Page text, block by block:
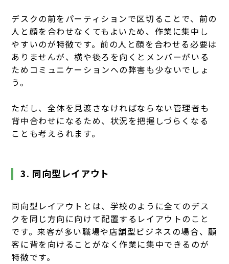
デスクの前をパーティションで区切ることで、前の
人と顔を合わせなくてもよいため、作業に集中し
やすいのが特徴です。前の人と顔を合わせる必要は
ありませんが、横や後ろを向くとメンバーがいる
ためコミュニケーションへの弊害も少ないでしょ
う。
ただし、全体を見渡さなければならない管理者も
背中合わせになるため、状況を把握しづらくなる
ことも考えられます。
3. 同向型レイアウト
同向型レイアウトとは、学校のように全てのデス
クを同じ方向に向けて配置するレイアウトのこと
です。来客が多い職場や店舗型ビジネスの場合、顧
客に背を向けることがなく作業に集中できるのが
特徴です。